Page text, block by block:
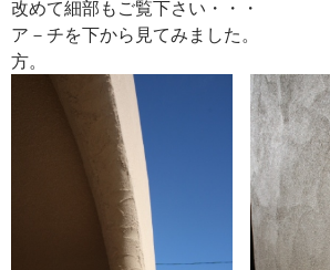
改めて細部もご覧下さい・・・
ア－チを下から見てみました
方。